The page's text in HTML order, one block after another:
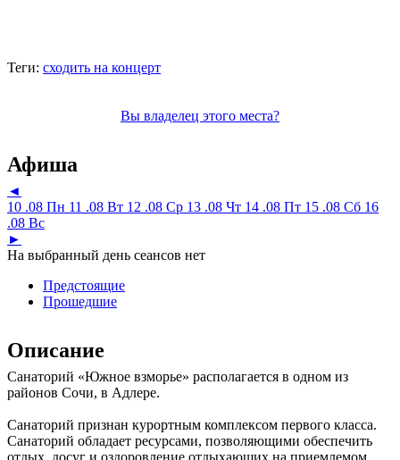
Теги: сходить на концерт
Вы владелец этого места?
Афиша
◄
10 .08 Пн 11 .08 Вт 12 .08 Ср 13 .08 Чт 14 .08 Пт 15 .08 Сб 16
.08 Вс
►
На выбранный день сеансов нет
Предстоящие
Прошедшие
Описание
Санаторий «Южное взморье» располагается в одном из
районов Сочи, в Адлере.
Санаторий признан курортным комплексом первого класса.
Санаторий обладает ресурсами, позволяющими обеспечить
отдых, досуг и оздоровление отдыхающих на приемлемом